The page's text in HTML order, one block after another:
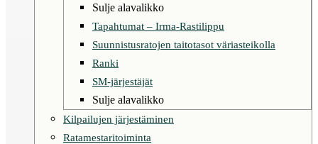
Sulje alavalikko
Tapahtumat – Irma-Rastilippu
Suunnistusratojen taitotasot väriasteikolla
Ranki
SM-järjestäjät
Sulje alavalikko
Kilpailujen järjestäminen
Ratamestaritoiminta